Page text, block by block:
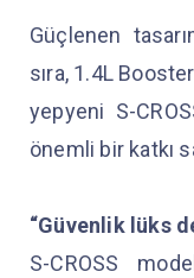
Güçlenen
sıra, 1.4L
yepyeni S-
önemli bir katkı
“Güvenlik lüks
S-CROSS